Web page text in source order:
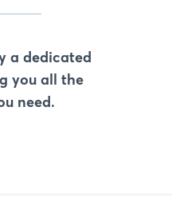
a dedicated
you all the
need.